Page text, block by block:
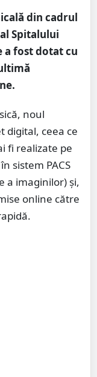
din cadrul
Spitalului
a fost dotat cu
noul
digital, ceea ce
fi realizate pe
sistem PACS
a imaginilor) și,
online către